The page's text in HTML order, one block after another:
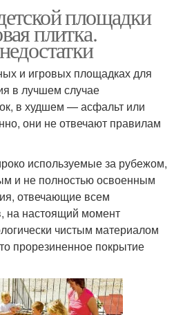
площадки
плитка.
и игровых площадках для
в лучшем случае
в худшем — асфальт или
они не отвечают правилам
используемые за рубежом,
и не полностью освоенным
отвечающие всем
на настоящий момент
чистым материалом
прорезиненное покрытие